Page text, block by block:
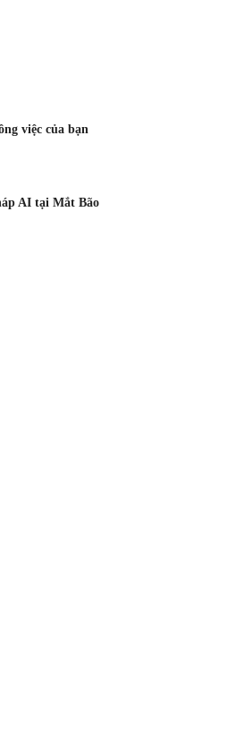
việc của bạn
AI tại Mắt Bão